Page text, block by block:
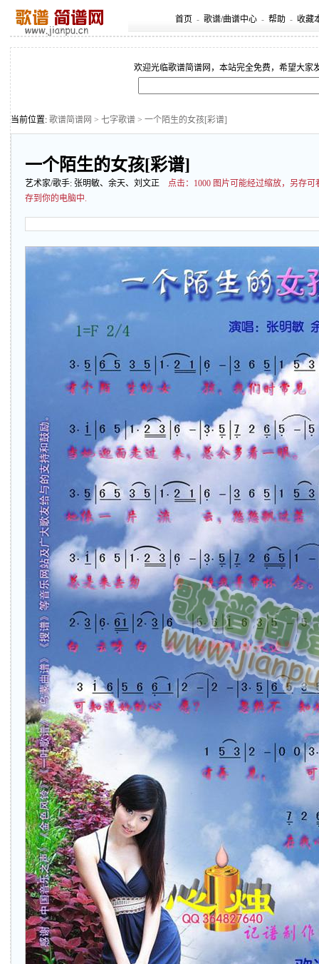
首页 - 歌谱/曲谱中心 - 帮助 - 收藏
欢迎光临歌谱简谱网，本站完全免费，希望大家
当前位置: 歌谱简谱网 > 七字歌谱 > 一个陌生的女孩[彩谱]
一个陌生的女孩[彩谱]
艺术家/歌手: 张明敏、余天、刘文正 点击： 1000 图片可能经过缩放，另存
存到你的电脑中.